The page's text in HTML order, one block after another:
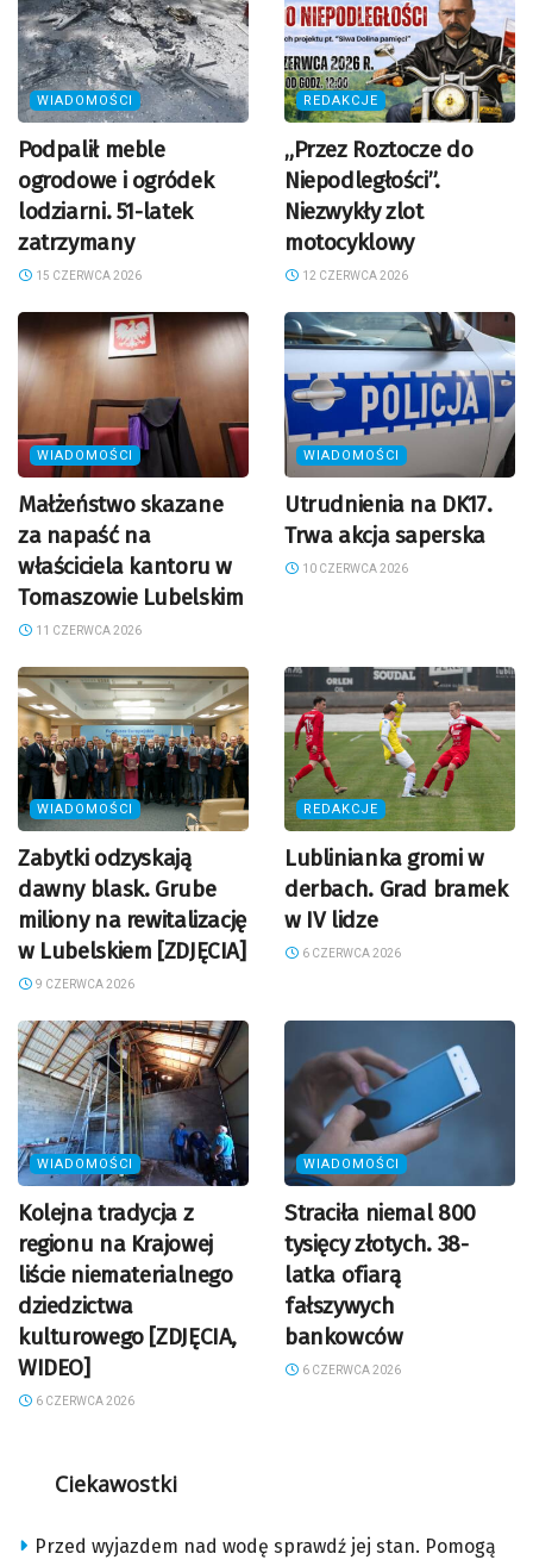
WIADOMOŚCI
Podpalił meble
ogrodowe i ogródek
lodziarni. 51-latek
zatrzymany
15 CZERWCA 2026
REDAKCJE
„Przez Roztocze do
Niepodległości”.
Niezwykły zlot
motocyklowy
12 CZERWCA 2026
WIADOMOŚCI
Małżeństwo skazane
za napaść na
właściciela kantoru w
Tomaszowie Lubelskim
11 CZERWCA 2026
WIADOMOŚCI
Utrudnienia na DK17.
Trwa akcja saperska
10 CZERWCA 2026
WIADOMOŚCI
Zabytki odzyskają
dawny blask. Grube
miliony na rewitalizację
w Lubelskiem [ZDJĘCIA]
9 CZERWCA 2026
REDAKCJE
Lublinianka gromi w
derbach. Grad bramek
w IV lidze
6 CZERWCA 2026
WIADOMOŚCI
Kolejna tradycja z
regionu na Krajowej
liście niematerialnego
dziedzictwa
kulturowego [ZDJĘCIA,
WIDEO]
6 CZERWCA 2026
WIADOMOŚCI
Straciła niemal 800
tysięcy złotych. 38-
latka ofiarą
fałszywych
bankowców
6 CZERWCA 2026
Ciekawostki
Przed wyjazdem nad wodę sprawdź jej stan. Pomogą